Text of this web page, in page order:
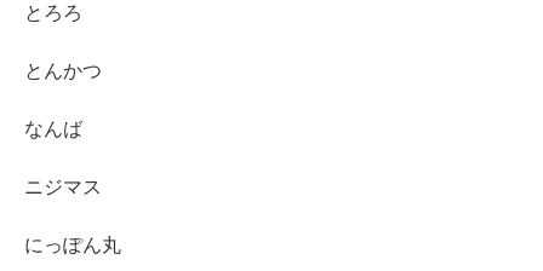
とろろ
とんかつ
なんば
ニジマス
にっぽん丸